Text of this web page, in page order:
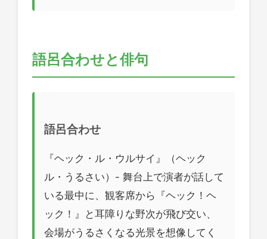
語呂合わせと俳句
語呂合わせ
『ヘック・ル・ウルサイ』（ヘック
ル・うるさい）- 舞台上で演者が話して
いる最中に、観客席から『ヘック！ヘ
ック！』と耳障りな野次が飛び交い、
会場がうるさくなる光景を想像してく